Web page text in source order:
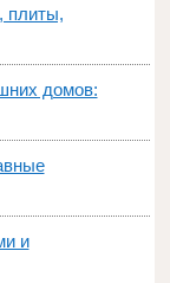
плиты,
домов:
и